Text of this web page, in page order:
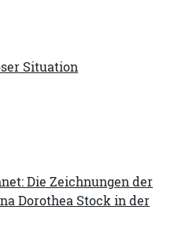
Situation
Die Zeichnungen der
Dorothea Stock in der